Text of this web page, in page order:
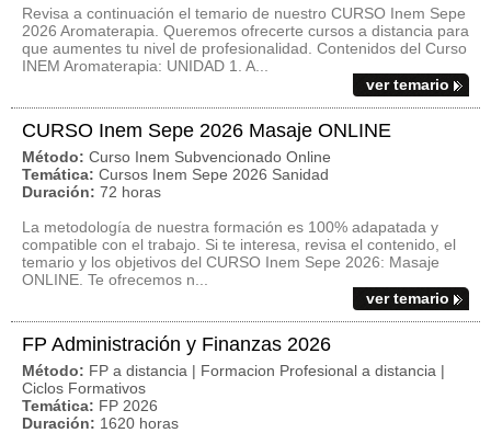
Revisa a continuación el temario de nuestro CURSO Inem Sepe
2026 Aromaterapia. Queremos ofrecerte cursos a distancia para
que aumentes tu nivel de profesionalidad. Contenidos del Curso
INEM Aromaterapia: UNIDAD 1. A...
ver temario
CURSO Inem Sepe 2026 Masaje ONLINE
Método: Curso Inem Subvencionado Online
Temática: Cursos Inem Sepe 2026 Sanidad
Duración: 72 horas
La metodología de nuestra formación es 100% adapatada y
compatible con el trabajo. Si te interesa, revisa el contenido, el
temario y los objetivos del CURSO Inem Sepe 2026: Masaje
ONLINE. Te ofrecemos n...
ver temario
FP Administración y Finanzas 2026
Método: FP a distancia | Formacion Profesional a distancia |
Ciclos Formativos
Temática: FP 2026
Duración: 1620 horas